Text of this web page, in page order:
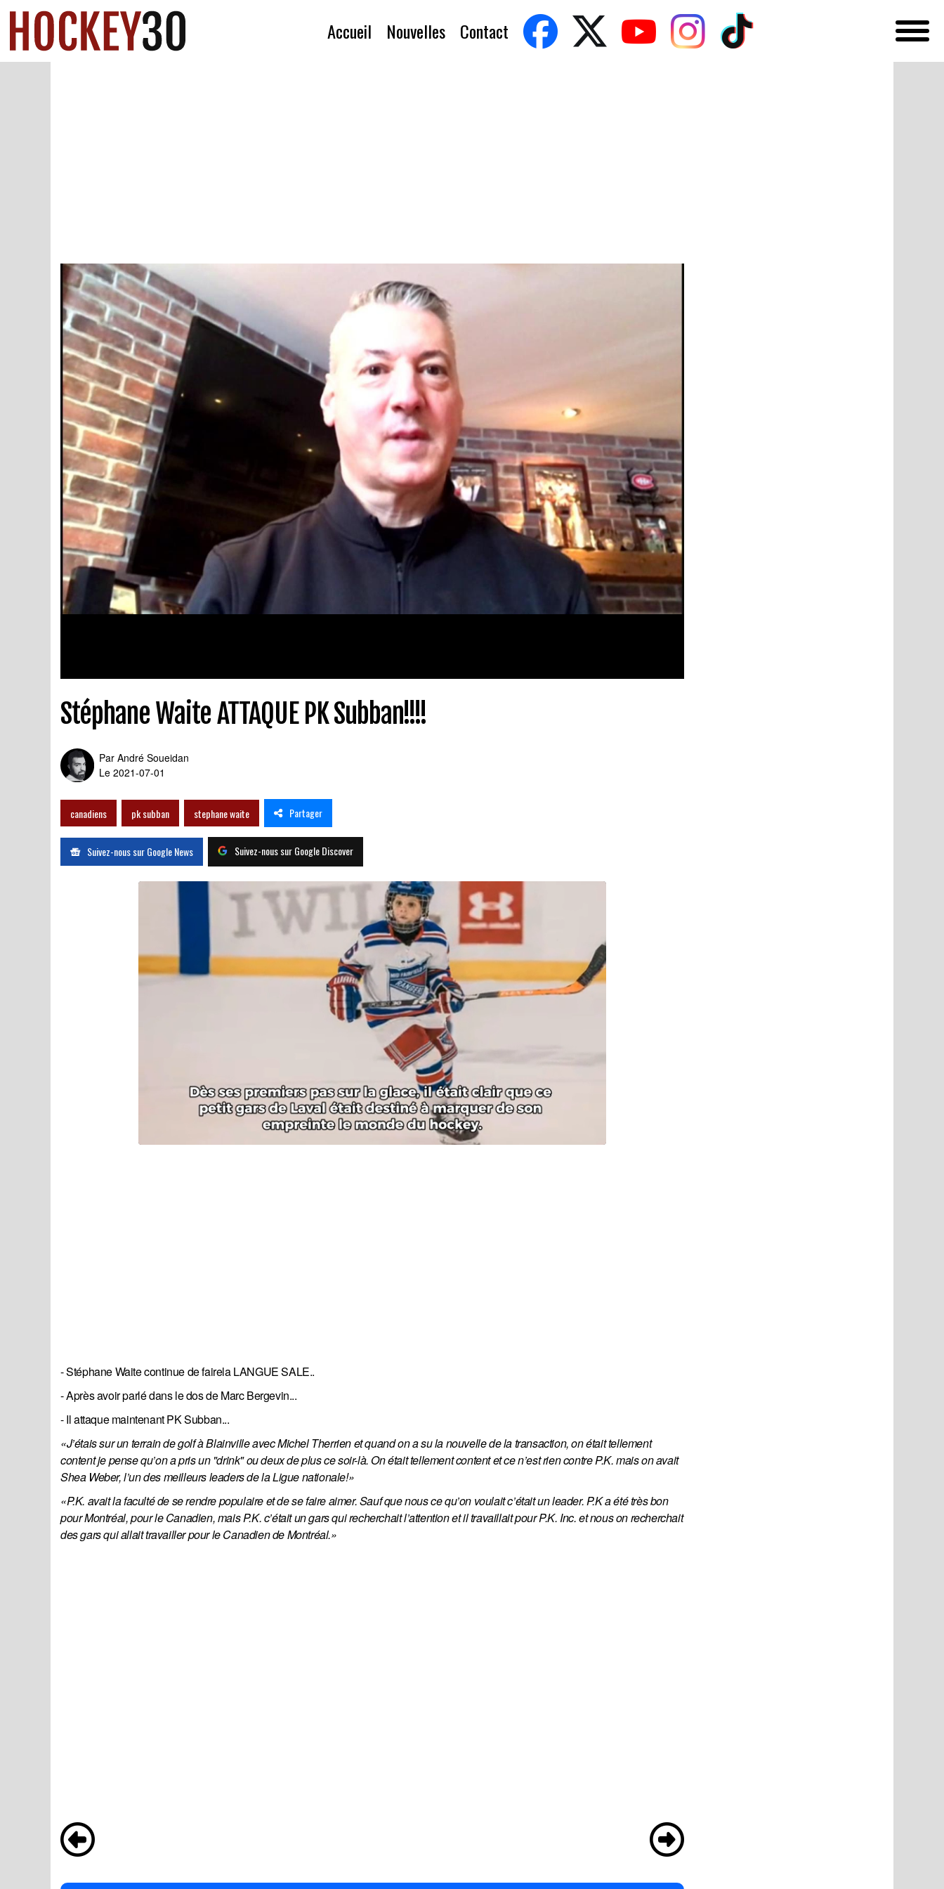
Accueil Nouvelles Contact
Stéphane Waite ATTAQUE PK Subban!!!!
Par André Soueidan
Le 2021-07-01
canadiens pk subban stephane waite Partager
Suivez-nous sur Google News Suivez-nous sur Google Discover
- Stéphane Waite continue de fairela LANGUE SALE..
- Après avoir parlé dans le dos de Marc Bergevin...
- Il attaque maintenant PK Subban...
«J’étais sur un terrain de golf à Blainville avec Michel Therrien et quand on a su la nouvelle de la transaction, on était tellement
content je pense qu’on a pris un "drink" ou deux de plus ce soir-là. On était tellement content et ce n’est rien contre P.K. mais on avait
Shea Weber, l’un des meilleurs leaders de la Ligue nationale!»
«P.K. avait la faculté de se rendre populaire et de se faire aimer. Sauf que nous ce qu’on voulait c’était un leader. P.K a été très bon
pour Montréal, pour le Canadien, mais P.K. c’était un gars qui recherchait l’attention et il travaillait pour P.K. Inc. et nous on recherchait
des gars qui allait travailler pour le Canadien de Montréal.»